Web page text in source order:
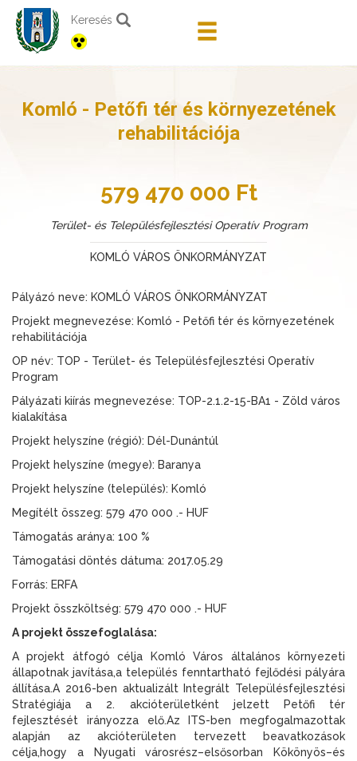
Keresés
Komló - Petőfi tér és környezetének
rehabilitációja
579 470 000 Ft
Terület- és Településfejlesztési Operatív Program
KOMLÓ VÁROS ÖNKORMÁNYZAT
Pályázó neve: KOMLÓ VÁROS ÖNKORMÁNYZAT
Projekt megnevezése: Komló - Petőfi tér és környezetének
rehabilitációja
OP név: TOP - Terület- és Településfejlesztési Operatív
Program
Pályázati kiírás megnevezése: TOP-2.1.2-15-BA1 - Zöld város
kialakítása
Projekt helyszíne (régió): Dél-Dunántúl
Projekt helyszíne (megye): Baranya
Projekt helyszíne (település): Komló
Megítélt összeg: 579 470 000 .- HUF
Támogatás aránya: 100 %
Támogatási döntés dátuma: 2017.05.29
Forrás: ERFA
Projekt összköltség: 579 470 000 .- HUF
A projekt összefoglalása:
A projekt átfogó célja Komló Város általános környezeti
állapotnak javítása,a település fenntartható fejlődési pályára
állítása.A 2016-ben aktualizált Integrált Településfejlesztési
Stratégiája a 2. akcióterületként jelzett Petőfi tér
fejlesztését irányozza elő.Az ITS-ben megfogalmazottak
alapján az akcióterületen tervezett beavatkozások
célja,hogy a Nyugati városrész–elsősorban Kökönyös–és